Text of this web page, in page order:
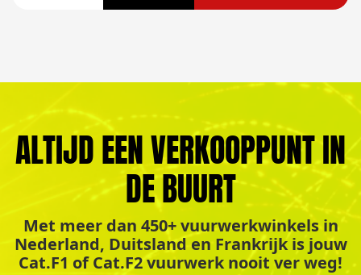
ALTIJD EEN VERKOOPPUNT IN
DE BUURT
Met meer dan 450+ vuurwerkwinkels in
Nederland, Duitsland en Frankrijk is jouw
Cat.F1 of Cat.F2 vuurwerk nooit ver weg!